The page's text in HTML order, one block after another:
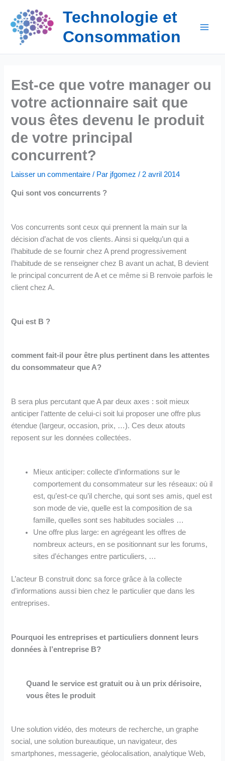
contenu
Technologie et
Consommation
Est-ce que votre manager ou
votre actionnaire sait que
vous êtes devenu le produit
de votre principal
concurrent?
Laisser un commentaire / Par jfgomez/ 2 avril 2014
Qui sont vos concurrents ?
Vos concurrents sont ceux qui prennent la main sur la
décision d’achat de vos clients. Ainsi si quelqu’un qui a
l’habitude de se fournir chez A prend progressivement
l’habitude de se renseigner chez B avant un achat, B devient
le principal concurrent de A et ce même si B renvoie parfois le
client chez A.
Qui est B ?
comment fait-il pour être plus pertinent dans les attentes
du consommateur que A?
B sera plus percutant que A par deux axes : soit mieux
anticiper l’attente de celui-ci soit lui proposer une offre plus
étendue (largeur, occasion, prix, …). Ces deux atouts
reposent sur les données collectées.
Mieux anticiper: collecte d’informations sur le
comportement du consommateur sur les réseaux: où il
est, qu’est-ce qu’il cherche, qui sont ses amis, quel est
son mode de vie, quelle est la composition de sa
famille, quelles sont ses habitudes sociales …
Une offre plus large: en agrégeant les offres de
nombreux acteurs, en se positionnant sur les forums,
sites d’échanges entre particuliers, …
L’acteur B construit donc sa force grâce à la collecte
d’informations aussi bien chez le particulier que dans les
entreprises.
Pourquoi les entreprises et particuliers donnent leurs
données à l’entreprise B?
Quand le service est gratuit ou à un prix dérisoire,
vous êtes le produit
Une solution vidéo, des moteurs de recherche, un graphe
social, une solution bureautique, un navigateur, des
smartphones, messagerie, géolocalisation, analytique Web,